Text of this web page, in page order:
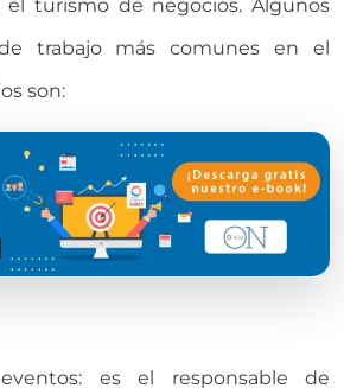
el turismo de negocios. Algunos
trabajo más comunes en el
son:
es el responsable de